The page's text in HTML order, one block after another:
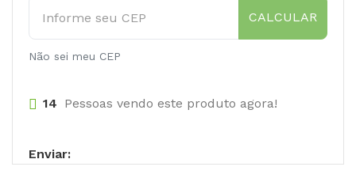
CALCULAR
Não sei meu CEP
14 Pessoas vendo este produto agora!
Enviar: